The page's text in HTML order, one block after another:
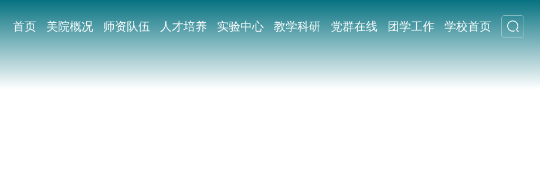
首页 美院概况 师资队伍 人才培养 实验中心 教学科研 党群在线 团学工作 学校首页